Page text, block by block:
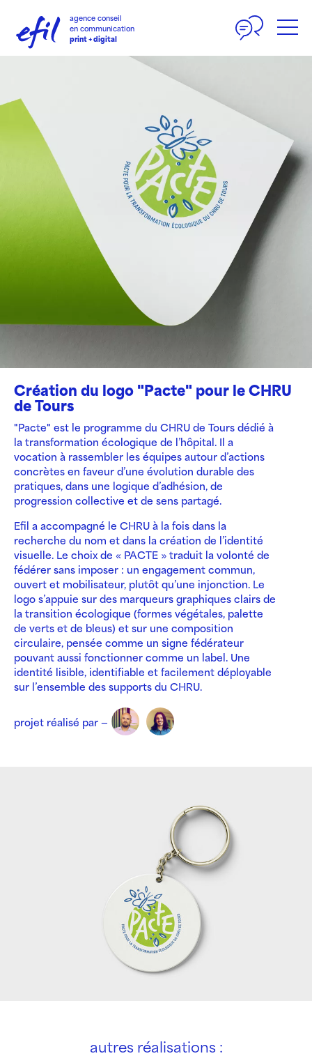
agence conseil
en communication
print + digital
Création du logo "Pacte" pour le CHRU
de Tours
"Pacte" est le programme du CHRU de Toursdédié à
la transformation écologique de l’hôpital. Il a
vocation à rassembler les équipes autour d’actions
concrètes en faveur d’une évolution durable des
pratiques, dans une logique d’adhésion, de
progression collective et de sens partagé.
Efil a accompagné le CHRU à la fois dans la
recherche du nom et dans la création de l’identité
visuelle. Le choix de « PACTE » traduit la volonté de
fédérer sans imposer : un engagement commun,
ouvert et mobilisateur, plutôt qu’une injonction. Le
logo s’appuie sur des marqueurs graphiques clairs de
la transition écologique (formes végétales, palette
de verts et de bleus) et sur une composition
circulaire, pensée comme un signe fédérateur
pouvant aussi fonctionner comme un label. Une
identité lisible, identifiable et facilement déployable
sur l’ensemble des supports du CHRU.
projet réalisé par —
autres réalisations :